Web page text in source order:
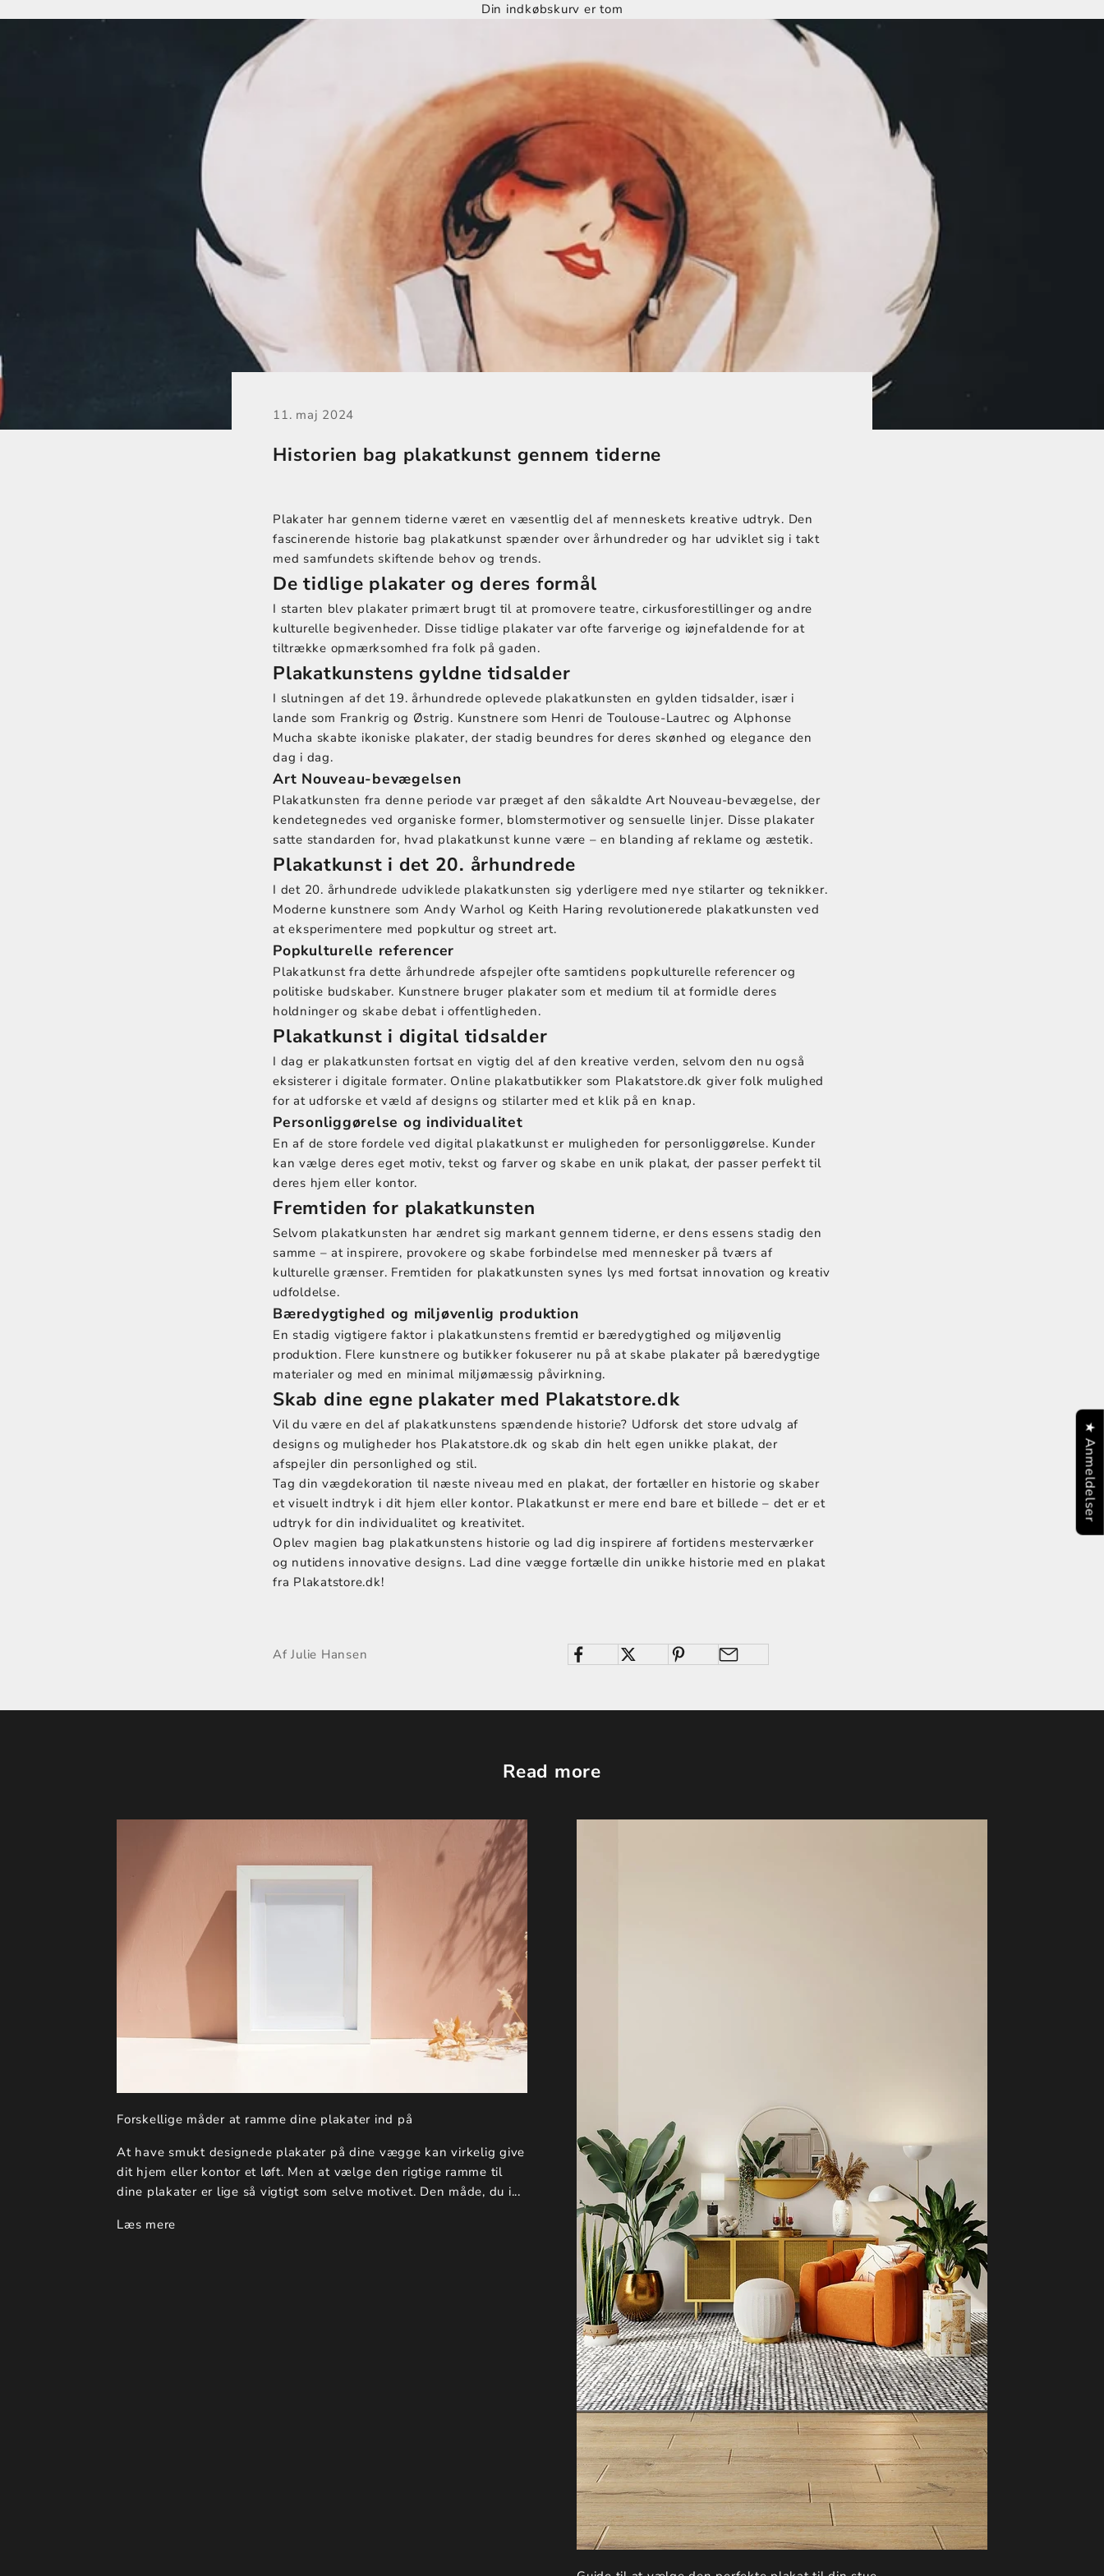
Din indkøbskurv er tom
11. maj 2024
Historien bag plakatkunst gennem tiderne
Plakater har gennem tiderne været en væsentlig del af menneskets kreative udtryk. Den
fascinerende historie bag plakatkunst spænder over århundreder og har udviklet sig i takt
med samfundets skiftende behov og trends.
De tidlige plakater og deres formål
I starten blev plakater primært brugt til at promovere teatre, cirkusforestillinger og andre
kulturelle begivenheder. Disse tidlige plakater var ofte farverige og iøjnefaldende for at
tiltrække opmærksomhed fra folk på gaden.
Plakatkunstens gyldne tidsalder
I slutningen af det 19. århundrede oplevede plakatkunsten en gylden tidsalder, især i
lande som Frankrig og Østrig. Kunstnere som Henri de Toulouse-Lautrec og Alphonse
Mucha skabte ikoniske plakater, der stadig beundres for deres skønhed og elegance den
dag i dag.
Art Nouveau-bevægelsen
Plakatkunsten fra denne periode var præget af den såkaldte Art Nouveau-bevægelse, der
kendetegnedes ved organiske former, blomstermotiver og sensuelle linjer. Disse plakater
satte standarden for, hvad plakatkunst kunne være – en blanding af reklame og æstetik.
Plakatkunst i det 20. århundrede
I det 20. århundrede udviklede plakatkunsten sig yderligere med nye stilarter og teknikker.
Moderne kunstnere som Andy Warhol og Keith Haring revolutionerede plakatkunsten ved
at eksperimentere med popkultur og street art.
Popkulturelle referencer
Plakatkunst fra dette århundrede afspejler ofte samtidens popkulturelle referencer og
politiske budskaber. Kunstnere bruger plakater som et medium til at formidle deres
holdninger og skabe debat i offentligheden.
Plakatkunst i digital tidsalder
I dag er plakatkunsten fortsat en vigtig del af den kreative verden, selvom den nu også
eksisterer i digitale formater. Online plakatbutikker som Plakatstore.dk giver folk mulighed
for at udforske et væld af designs og stilarter med et klik på en knap.
Personliggørelse og individualitet
En af de store fordele ved digital plakatkunst er muligheden for personliggørelse. Kunder
kan vælge deres eget motiv, tekst og farver og skabe en unik plakat, der passer perfekt til
deres hjem eller kontor.
Fremtiden for plakatkunsten
Selvom plakatkunsten har ændret sig markant gennem tiderne, er dens essens stadig den
samme – at inspirere, provokere og skabe forbindelse med mennesker på tværs af
kulturelle grænser. Fremtiden for plakatkunsten synes lys med fortsat innovation og kreativ
udfoldelse.
Bæredygtighed og miljøvenlig produktion
En stadig vigtigere faktor i plakatkunstens fremtid er bæredygtighed og miljøvenlig
produktion. Flere kunstnere og butikker fokuserer nu på at skabe plakater på bæredygtige
materialer og med en minimal miljømæssig påvirkning.
Skab dine egne plakater med Plakatstore.dk
Vil du være en del af plakatkunstens spændende historie? Udforsk det store udvalg af
designs og muligheder hos Plakatstore.dk og skab din helt egen unikke plakat, der
afspejler din personlighed og stil.
Tag din vægdekoration til næste niveau med en plakat, der fortæller en historie og skaber
et visuelt indtryk i dit hjem eller kontor. Plakatkunst er mere end bare et billede – det er et
udtryk for din individualitet og kreativitet.
Oplev magien bag plakatkunstens historie og lad dig inspirere af fortidens mesterværker
og nutidens innovative designs. Lad dine vægge fortælle din unikke historie med en plakat
fra Plakatstore.dk!
Af Julie Hansen
Read more
Forskellige måder at ramme dine plakater ind på
At have smukt designede plakater på dine vægge kan virkelig give
dit hjem eller kontor et løft. Men at vælge den rigtige ramme til
dine plakater er lige så vigtigt som selve motivet. Den måde, du i...
Læs mere
★ Anmeldelser